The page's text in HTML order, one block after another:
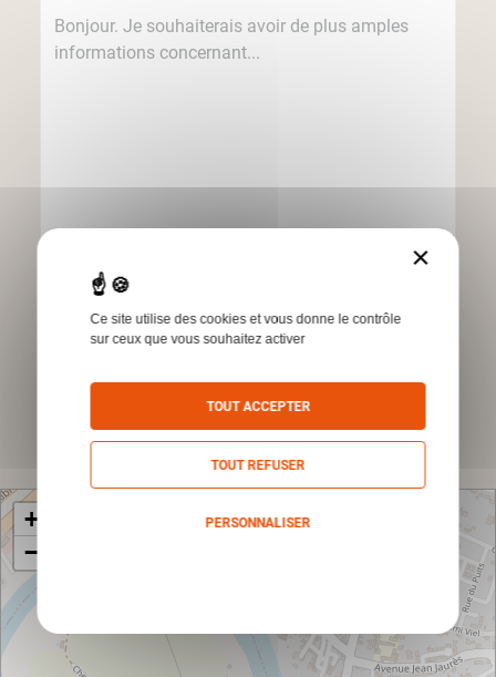
Je souhaite recevoir des informations
concernant les produits et services Humbert
par e-mail.
Envoyer
+
−
×
Ce site utilise des cookies et vous donne le contrôle
sur ceux que vous souhaitez activer
TOUT ACCEPTER
TOUT REFUSER
PERSONNALISER